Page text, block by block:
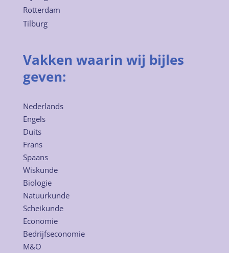
Rotterdam
Tilburg
Vakken waarin wij bijles
geven:
Nederlands
Engels
Duits
Frans
Spaans
Wiskunde
Biologie
Natuurkunde
Scheikunde
Economie
Bedrijfseconomie
M&O